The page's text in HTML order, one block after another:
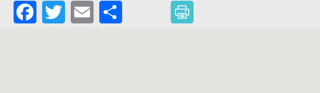
Facebook
Twitter
EmailPartager